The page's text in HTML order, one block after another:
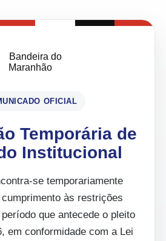
OFICIAL
Temporária de
Institucional
se temporariamente
às restrições
que antecede o pleito
em conformidade com a Lei